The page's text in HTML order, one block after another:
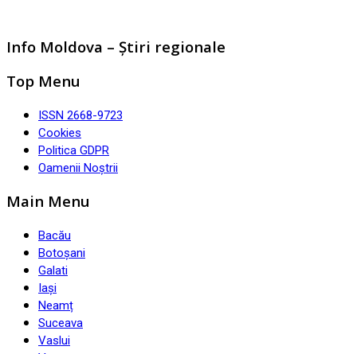
Info Moldova – Știri regionale
Top Menu
ISSN 2668-9723
Cookies
Politica GDPR
Oamenii Noștrii
Main Menu
Bacău
Botoșani
Galati
Iași
Neamț
Suceava
Vaslui